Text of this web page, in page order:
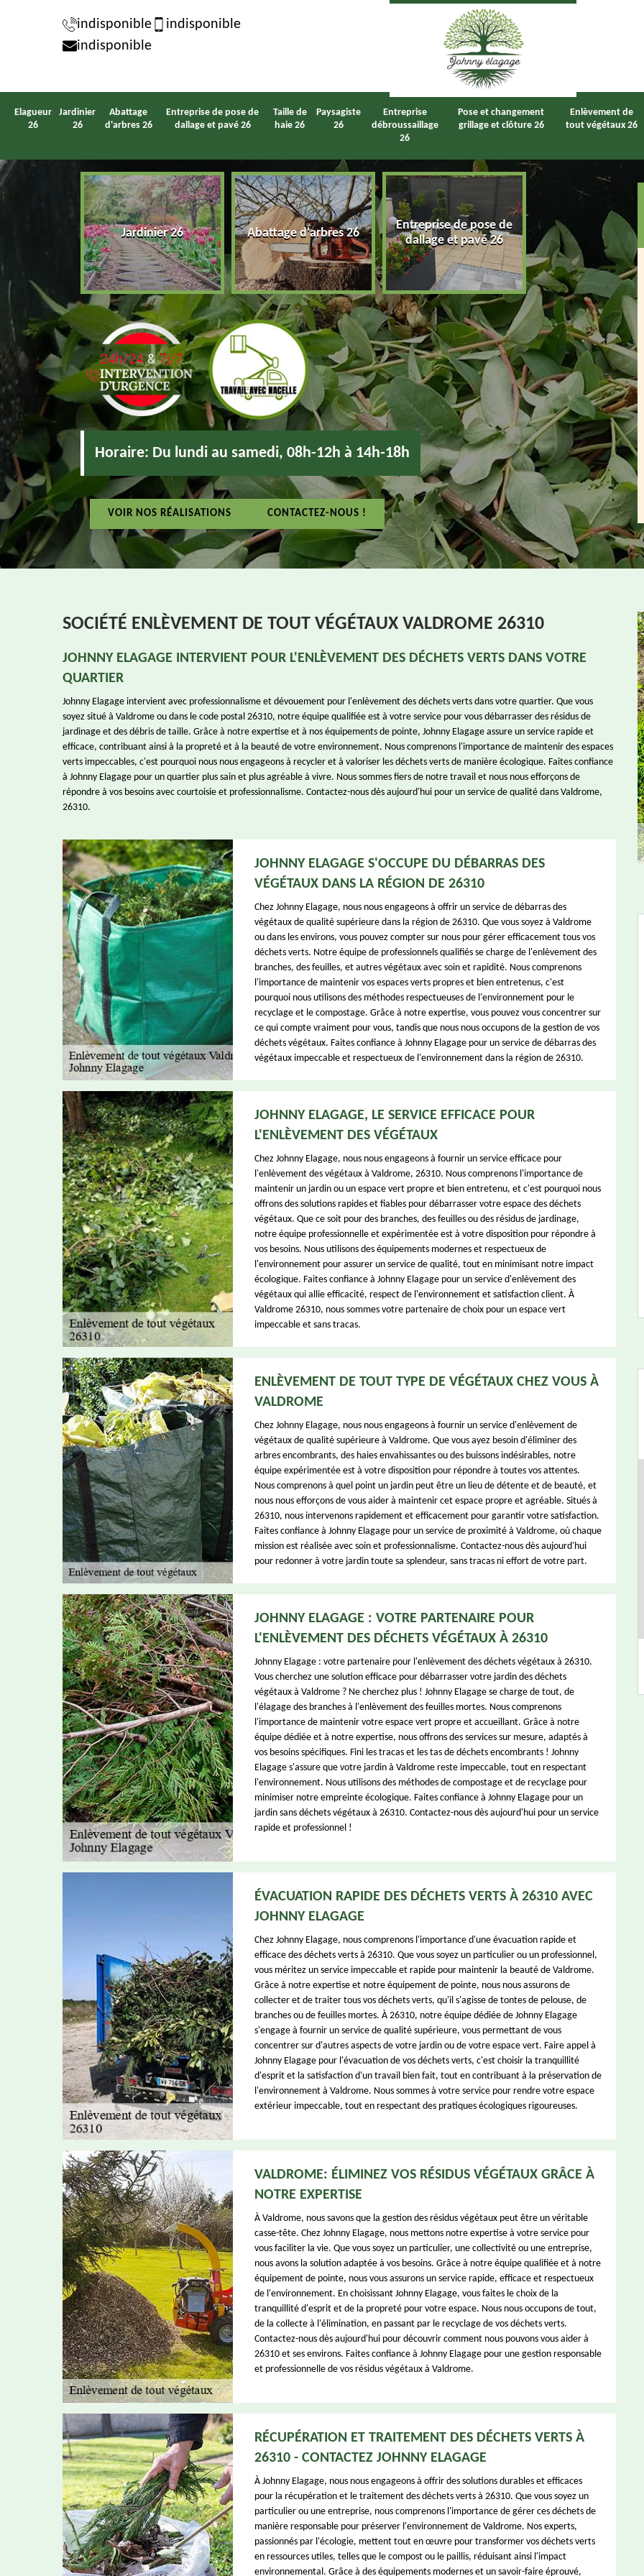
indisponible
indisponible
indisponible
Elagueur
26
Jardinier
26
Abattage
d'arbres 26
Entreprise de pose de
dallage et pavé 26
Taille de
haie 26
Paysagiste
26
Entreprise
débroussaillage
26
Pose et changement
grillage et clôture 26
Enlèvement de
tout végétaux 26
Jardinier 26 Abattage d'arbres 26
Entreprise de pose de
dallage et pavé 26
Taille de haie 26
Horaire: Du lundi au samedi, 08h-12h à 14h-18h
VOIR NOS RÉALISATIONS CONTACTEZ-NOUS !
SOCIÉTÉ ENLÈVEMENT DE TOUT VÉGÉTAUX VALDROME 26310
JOHNNY ELAGAGE INTERVIENT POUR L'ENLÈVEMENT DES DÉCHETS VERTS DANS VOTRE
QUARTIER
Johnny Elagage intervient avec professionnalisme et dévouement pour l'enlèvement des déchets verts dans votre quartier. Que vous
soyez situé à Valdrome ou dans le code postal 26310, notre équipe qualifiée est à votre service pour vous débarrasser des résidus de
jardinage et des débris de taille. Grâce à notre expertise et à nos équipements de pointe, Johnny Elagage assure un service rapide et
efficace, contribuant ainsi à la propreté et à la beauté de votre environnement. Nous comprenons l'importance de maintenir des espaces
verts impeccables, c'est pourquoi nous nous engageons à recycler et à valoriser les déchets verts de manière écologique. Faites confiance
à Johnny Elagage pour un quartier plus sain et plus agréable à vivre. Nous sommes fiers de notre travail et nous nous efforçons de
répondre à vos besoins avec courtoisie et professionnalisme. Contactez-nous dès aujourd'hui pour un service de qualité dans Valdrome,
26310.
JOHNNY ELAGAGE S'OCCUPE DU DÉBARRAS DES
VÉGÉTAUX DANS LA RÉGION DE 26310
Chez Johnny Elagage, nous nous engageons à offrir un service de débarras des
végétaux de qualité supérieure dans la région de 26310. Que vous soyez à Valdrome
ou dans les environs, vous pouvez compter sur nous pour gérer efficacement tous vos
déchets verts. Notre équipe de professionnels qualifiés se charge de l'enlèvement des
branches, des feuilles, et autres végétaux avec soin et rapidité. Nous comprenons
l'importance de maintenir vos espaces verts propres et bien entretenus, c'est
pourquoi nous utilisons des méthodes respectueuses de l'environnement pour le
recyclage et le compostage. Grâce à notre expertise, vous pouvez vous concentrer sur
ce qui compte vraiment pour vous, tandis que nous nous occupons de la gestion de vos
déchets végétaux. Faites confiance à Johnny Elagage pour un service de débarras des
végétaux impeccable et respectueux de l'environnement dans la région de 26310.
JOHNNY ELAGAGE, LE SERVICE EFFICACE POUR
L'ENLÈVEMENT DES VÉGÉTAUX
Chez Johnny Elagage, nous nous engageons à fournir un service efficace pour
l'enlèvement des végétaux à Valdrome, 26310. Nous comprenons l'importance de
maintenir un jardin ou un espace vert propre et bien entretenu, et c'est pourquoi nous
offrons des solutions rapides et fiables pour débarrasser votre espace des déchets
végétaux. Que ce soit pour des branches, des feuilles ou des résidus de jardinage,
notre équipe professionnelle et expérimentée est à votre disposition pour répondre à
vos besoins. Nous utilisons des équipements modernes et respectueux de
l'environnement pour assurer un service de qualité, tout en minimisant notre impact
écologique. Faites confiance à Johnny Elagage pour un service d'enlèvement des
végétaux qui allie efficacité, respect de l'environnement et satisfaction client. À
Valdrome 26310, nous sommes votre partenaire de choix pour un espace vert
impeccable et sans tracas.
ENLÈVEMENT DE TOUT TYPE DE VÉGÉTAUX CHEZ VOUS À
VALDROME
Chez Johnny Elagage, nous nous engageons à fournir un service d'enlèvement de
végétaux de qualité supérieure à Valdrome. Que vous ayez besoin d'éliminer des
arbres encombrants, des haies envahissantes ou des buissons indésirables, notre
équipe expérimentée est à votre disposition pour répondre à toutes vos attentes.
Nous comprenons à quel point un jardin peut être un lieu de détente et de beauté, et
nous nous efforçons de vous aider à maintenir cet espace propre et agréable. Situés à
26310, nous intervenons rapidement et efficacement pour garantir votre satisfaction.
Faites confiance à Johnny Elagage pour un service de proximité à Valdrome, où chaque
mission est réalisée avec soin et professionnalisme. Contactez-nous dès aujourd'hui
pour redonner à votre jardin toute sa splendeur, sans tracas ni effort de votre part.
JOHNNY ELAGAGE : VOTRE PARTENAIRE POUR
L'ENLÈVEMENT DES DÉCHETS VÉGÉTAUX À 26310
Johnny Elagage : votre partenaire pour l'enlèvement des déchets végétaux à 26310.
Vous cherchez une solution efficace pour débarrasser votre jardin des déchets
végétaux à Valdrome ? Ne cherchez plus ! Johnny Elagage se charge de tout, de
l'élagage des branches à l'enlèvement des feuilles mortes. Nous comprenons
l'importance de maintenir votre espace vert propre et accueillant. Grâce à notre
équipe dédiée et à notre expertise, nous offrons des services sur mesure, adaptés à
vos besoins spécifiques. Fini les tracas et les tas de déchets encombrants ! Johnny
Elagage s'assure que votre jardin à Valdrome reste impeccable, tout en respectant
l'environnement. Nous utilisons des méthodes de compostage et de recyclage pour
minimiser notre empreinte écologique. Faites confiance à Johnny Elagage pour un
jardin sans déchets végétaux à 26310. Contactez-nous dès aujourd'hui pour un service
rapide et professionnel !
ÉVACUATION RAPIDE DES DÉCHETS VERTS À 26310 AVEC
JOHNNY ELAGAGE
Chez Johnny Elagage, nous comprenons l'importance d'une évacuation rapide et
efficace des déchets verts à 26310. Que vous soyez un particulier ou un professionnel,
vous méritez un service impeccable et rapide pour maintenir la beauté de Valdrome.
Grâce à notre expertise et notre équipement de pointe, nous nous assurons de
collecter et de traiter tous vos déchets verts, qu'il s'agisse de tontes de pelouse, de
branches ou de feuilles mortes. À 26310, notre équipe dédiée de Johnny Elagage
s'engage à fournir un service de qualité supérieure, vous permettant de vous
concentrer sur d'autres aspects de votre jardin ou de votre espace vert. Faire appel à
Johnny Elagage pour l'évacuation de vos déchets verts, c'est choisir la tranquillité
d'esprit et la satisfaction d'un travail bien fait, tout en contribuant à la préservation de
l'environnement à Valdrome. Nous sommes à votre service pour rendre votre espace
extérieur impeccable, tout en respectant des pratiques écologiques rigoureuses.
VALDROME: ÉLIMINEZ VOS RÉSIDUS VÉGÉTAUX GRÂCE À
NOTRE EXPERTISE
À Valdrome, nous savons que la gestion des résidus végétaux peut être un véritable
casse-tête. Chez Johnny Elagage, nous mettons notre expertise à votre service pour
vous faciliter la vie. Que vous soyez un particulier, une collectivité ou une entreprise,
nous avons la solution adaptée à vos besoins. Grâce à notre équipe qualifiée et à notre
équipement de pointe, nous vous assurons un service rapide, efficace et respectueux
de l'environnement. En choisissant Johnny Elagage, vous faites le choix de la
tranquillité d'esprit et de la propreté pour votre espace. Nous nous occupons de tout,
de la collecte à l'élimination, en passant par le recyclage de vos déchets verts.
Contactez-nous dès aujourd'hui pour découvrir comment nous pouvons vous aider à
26310 et ses environs. Faites confiance à Johnny Elagage pour une gestion responsable
et professionnelle de vos résidus végétaux à Valdrome.
RÉCUPÉRATION ET TRAITEMENT DES DÉCHETS VERTS À
26310 - CONTACTEZ JOHNNY ELAGAGE
À Johnny Elagage, nous nous engageons à offrir des solutions durables et efficaces
pour la récupération et le traitement des déchets verts à 26310. Que vous soyez un
particulier ou une entreprise, nous comprenons l'importance de gérer ces déchets de
manière responsable pour préserver l'environnement de Valdrome. Nos experts,
passionnés par l'écologie, mettent tout en œuvre pour transformer vos déchets verts
en ressources utiles, telles que le compost ou le paillis, réduisant ainsi l'impact
environnemental. Grâce à des équipements modernes et un savoir-faire éprouvé,